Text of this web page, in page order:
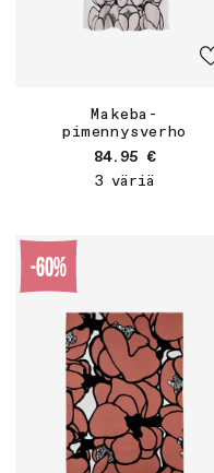
Makeba-
pimennysverho
Normaalihinta
84.95 €
3 väriä
-60%